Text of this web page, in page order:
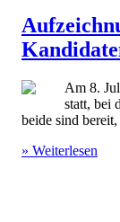
Am 8.
statt, bei
beide sind
» Weiterlesen